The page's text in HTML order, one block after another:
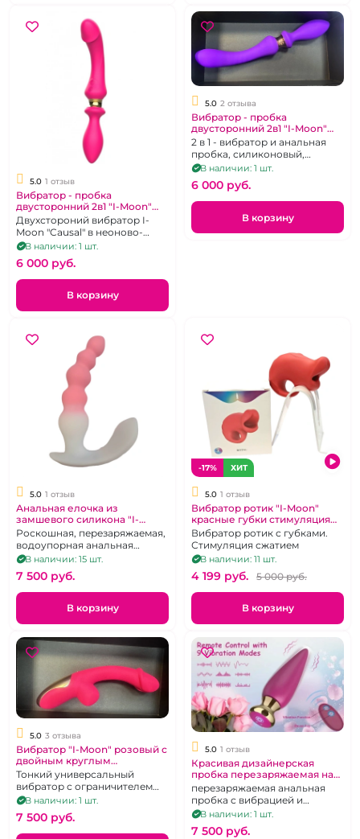
5.0 1 отзыв
Вибратор - пробка
двусторонний 2в1 "I-Moon"
розовый
Двухстороний вибратор I-
Moon "Causal" в неоново-
розовой расцветке
В наличии: 1 шт.
6 000 pуб.
В корзину
5.0 2 отзыва
Вибратор - пробка
двусторонний 2в1 "I-Moon"
фиолетовый
2 в 1 - вибратор и анальная
пробка, силиконовый,
перезаряжаемый, 10 режимов,
водонепроницаемый
В наличии: 1 шт.
6 000 pуб.
В корзину
5.0 1 отзыв
Анальная елочка из
замшевого силикона "I-
Moon" бело-розовая
Роскошная, перезаряжаемая,
водоупорная анальная
ёлочка с дистанционным
управлением.
В наличии: 15 шт.
7 500 pуб.
В корзину
-17% ХИТ
5.0 1 отзыв
Вибратор ротик "I-Moon"
красные губки стимуляция
сжатием
Вибратор ротик с губками.
Стимуляция сжатием
В наличии: 11 шт.
4 199 pуб. 5 000 pуб.
В корзину
5.0 3 отзыва
Вибратор "I-Moon" розовый с
двойным круглым
клиторальным
стимулятором
Тонкий универсальный
вибратор с ограничителем
(клиторальным
стимулятором) в виде
мошонки
В наличии: 1 шт.
7 500 pуб.
5.0 1 отзыв
Красивая дизайнерская
пробка перезаряжаемая на
дистанционном управлении
"I-Moon"
перезаряжаемая анальная
пробка с вибрацией и
подогревом на
радиоуправлении
В наличии: 1 шт.
7 500 pуб.